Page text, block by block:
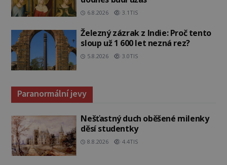
6.8.2026 3.1TIS
Železný zázrak z Indie: Proč tento
sloup už 1 600 let nezná rez?
5.8.2026 3.0TIS
Paranormální jevy
Nešťastný duch oběšené milenky
děsí studentky
8.8.2026 4.4TIS